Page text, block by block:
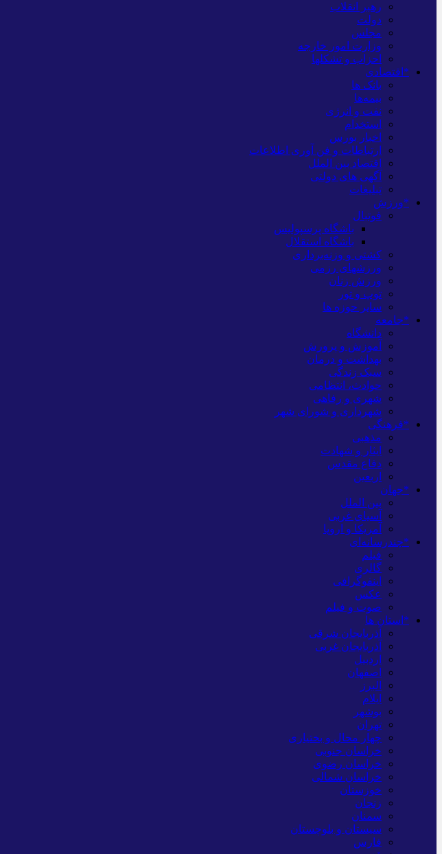
رهبر انقلاب
دولت
مجلس
وزارت امور خارجه
احزاب و تشکلها
*اقتصادی
بانک ها
بیمه‌ها
نفت و انرژی
استخدام
اخبار بورس
ارتباطات و فن آوری اطلاعات
اقتصاد بین الملل
آگهی های دولتی
تبلیغات
*ورزش
فوتبال
باشگاه پرسپولیس
باشگاه استقلال
کشتی و وزنه‌برداری
ورزشهای رزمی
ورزش زنان
توپ و تور
سایر حوزه ها
*جامعه
دانشگاه
آموزش و پرورش
بهداشت و درمان
سبک زندگی
حوادث، انتظامی
شهری و رفاهی
شهرداری و شورای شهر
*فرهنگی
مذهبی
ایثار و شهادت
دفاع مقدس
اربعین
*جهان
بین الملل
آسیای غربی
آمریکا و اروپا
*چندرسانه‌ای
فیلم
گالری
اینفوگرافی
عکس
صوت و فیلم
*استان ها
آذربایجان شرقی
آذربایجان غربی
اردبیل
اصفهان
البرز
ایلام
بوشهر
تهران
چهار محال و بختیاری
خراسان جنوبی
خراسان رضوی
خراسان شمالی
خوزستان
زنجان
سمنان
سیستان و بلوچستان
فارس